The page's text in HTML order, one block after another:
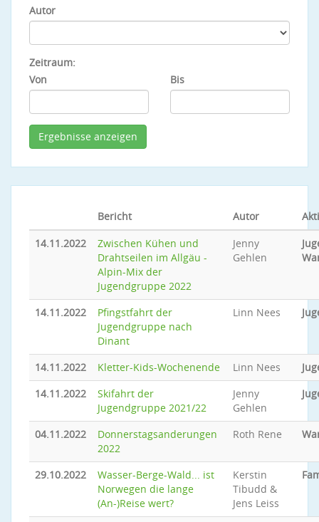
Autor
Zeitraum:
Von
Bis
Bericht Autor
14.11.2022
Zwischen Kühen und
Drahtseilen im Allgäu -
Alpin-Mix der
Jugendgruppe 2022
Jenny
Gehlen
14.11.2022
Pfingstfahrt der
Jugendgruppe nach
Dinant
Linn Nees
14.11.2022 Kletter-Kids-Wochenende Linn Nees
14.11.2022
Skifahrt der
Jugendgruppe 2021/22
Jenny
Gehlen
04.11.2022
Donnerstagsanderungen
2022
Roth Rene
29.10.2022
Wasser-Berge-Wald... ist
Norwegen die lange
(An-)Reise wert?
Kerstin
Tibudd &
Jens Leiss